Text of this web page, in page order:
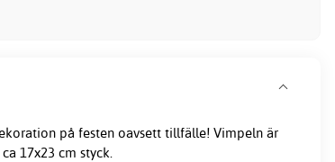
på festen oavsett tillfälle! Vimpeln är
17x23 cm styck.